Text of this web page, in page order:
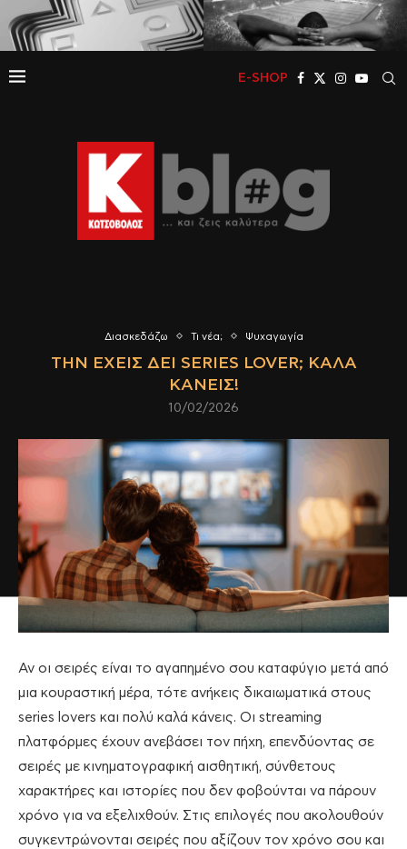
E-SHOP
Διασκεδάζω Τι νέα; Ψυχαγωγία
ΤΗΝ ΈΧΕΙΣ ΔΕΙ SERIES LOVER; ΚΑΛΆ
ΚΆΝΕΙΣ!
10/02/2026
Αν οι σειρές είναι το αγαπημένο σου καταφύγιο μετά από
μια κουραστική μέρα, τότε ανήκεις δικαιωματικά στους
series lovers και πολύ καλά κάνεις. Oι streaming
πλατφόρμες έχουν ανεβάσει τον πήχη, επενδύοντας σε
σειρές με κινηματογραφική αισθητική, σύνθετους
χαρακτήρες και ιστορίες που δεν φοβούνται να πάρουν
χρόνο για να εξελιχθούν. Στις επιλογές που ακολουθούν
συγκεντρώνονται σειρές που αξίζουν τον χρόνο σου και